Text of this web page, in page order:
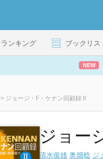
ランキング ブックリス
NEW
> ジョージ・F・ケナン回顧録 II
ジョー
清水俊雄 奥畑稔 ジ